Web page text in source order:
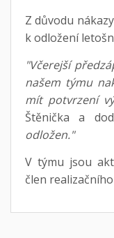
Z důvodu
k odložení
"Včerejší
našem týmu
mít potvrzení
Štěnička a
odložen."
V týmu jsou
člen